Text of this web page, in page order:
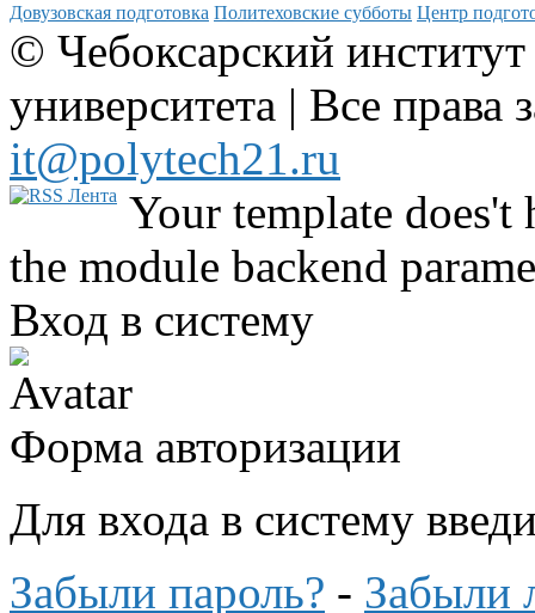
Довузовская подготовка Политеховские субботы Центр
© Чебоксарский
университета | Все
it@polytech21.ru
Your template
the module backend
Вход в систему
Форма авторизации
Для входа в систему
Забыли пароль? - Забыли